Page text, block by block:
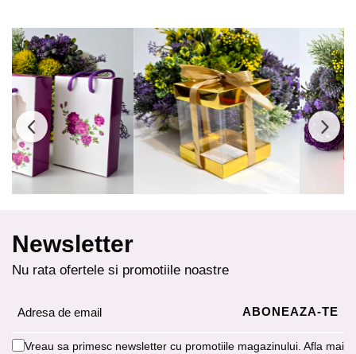
Newsletter
Nu rata ofertele si promotiile noastre
Vreau sa primesc newsletter cu promotiile magazinului. Afla mai